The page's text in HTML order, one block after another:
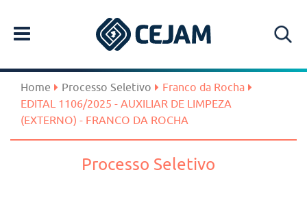
Home Processo Seletivo
Franco da Rocha
EDITAL 1106/2025 - AUXILIAR DE LIMPEZA
(EXTERNO) - FRANCO DA ROCHA
Processo Seletivo